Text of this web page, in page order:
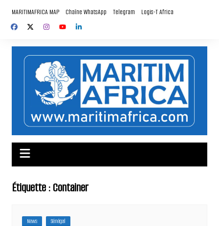
contenu
MARITIMAFRICA MAP Chaîne WhatsApp Telegram Logis-T Africa
Étiquette :Container
News Sénégal